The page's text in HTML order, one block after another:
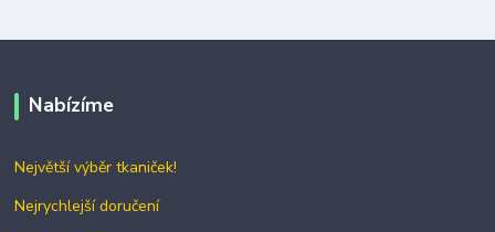
Nabízíme
Největší výběr tkaniček!
Nejrychlejší doručení